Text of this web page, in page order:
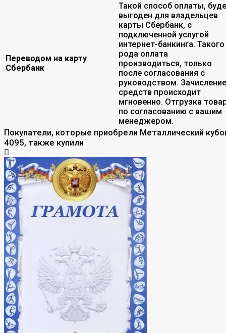
Переводом на карту
Сбербанк
Такой способ оплаты,
выгоден для владельцев
карты Сбербанк, с
подключенной услугой
интернет-банкинга. Такого
рода оплата
производиться, только
после согласования с
руководством. Зачисление
средств происходит
мгновенно. Отгрузка
по согласованию с вашим
менеджером.
Покупатели, которые приобрели Металлический
4095, также купили